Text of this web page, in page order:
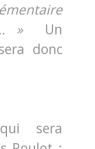
» Un
donc
sera